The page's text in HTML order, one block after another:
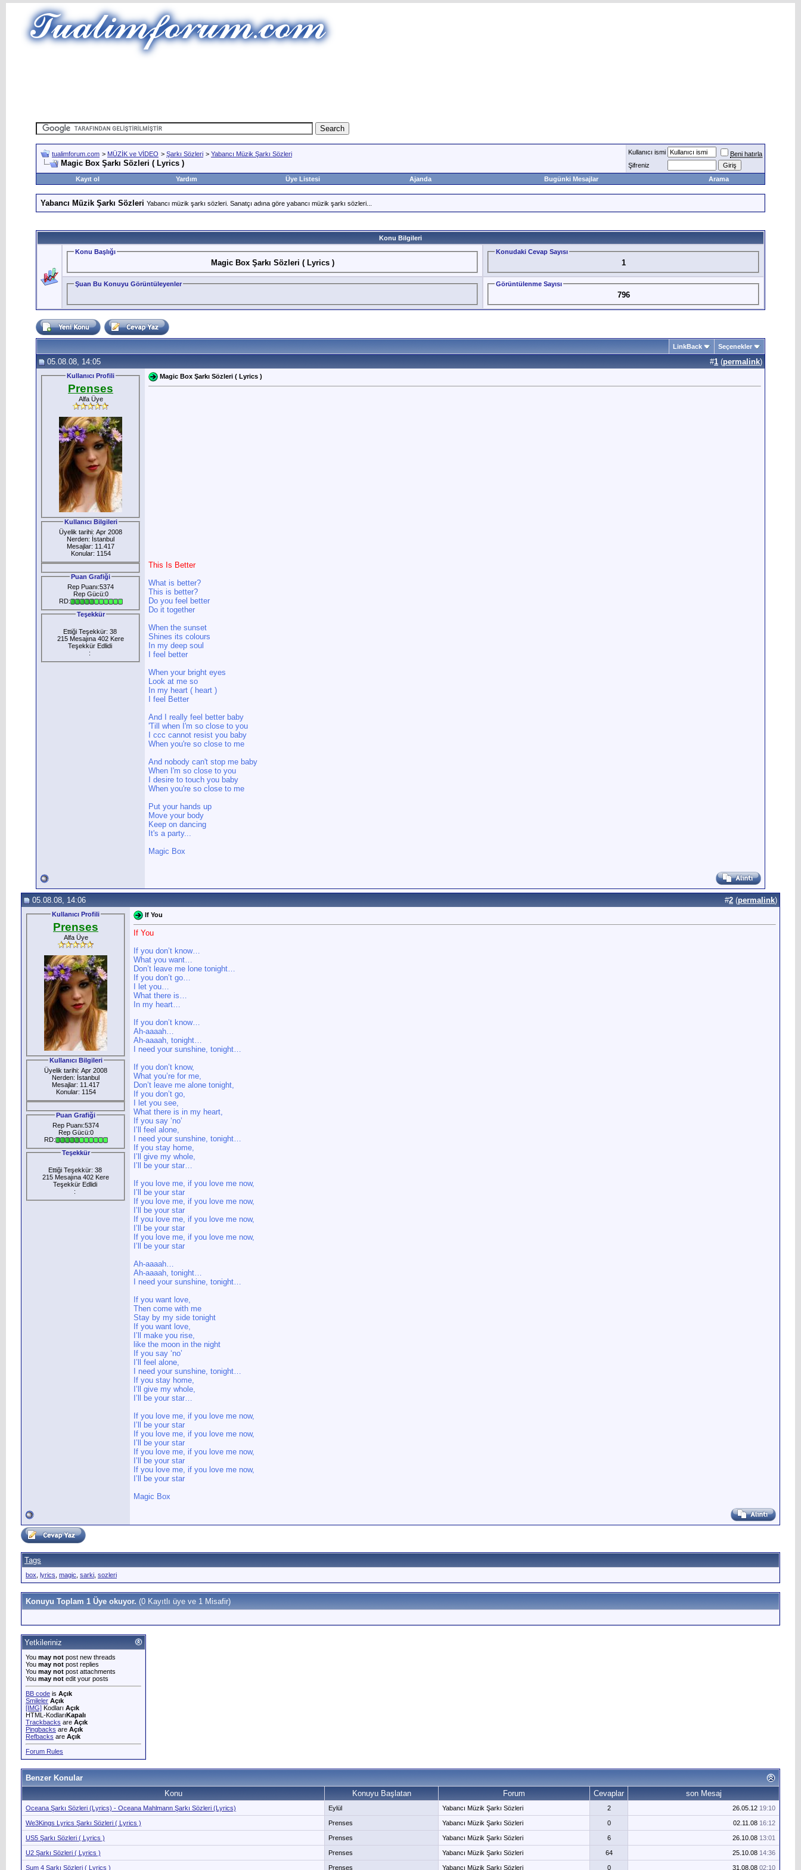
tualimforum.com > MÜZİK ve VİDEO > Şarkı Sözleri > Yabancı Müzik Şarkı Sözleri
Magic Box Şarkı Sözleri ( Lyrics )
Kullanıcı ismi
Beni hatırla
Şifreniz
Kayıt ol
Yardım Üye Listesi Ajanda Bugünki Mesajlar Arama
Yabancı Müzik Şarkı Sözleri Yabancı müzik şarkı sözleri. Sanatçı adına göre yabancı müzik şarkı sözleri...
Konu Bilgileri
Konu Başlığı
Magic Box Şarkı Sözleri ( Lyrics )
Konudaki Cevap Sayısı
1
Şuan Bu Konuyu Görüntüleyenler Görüntülenme Sayısı
796
LinkBack Seçenekler
05.08.08, 14:05 #1 (permalink)
Kullanıcı Profili
Prenses
Alfa Üye
Kullanıcı Bilgileri
Üyelik tarihi: Apr 2008
Nerden: İstanbul
Mesajlar: 11.417
Konular: 1154
Puan Grafiği
Rep Puanı:5374
Rep Gücü:0
RD:
Teşekkür
Ettiği Teşekkür: 38
215 Mesajına 402 Kere
Teşekkür Edlidi
:
Magic Box Şarkı Sözleri ( Lyrics )
This Is Better
What is better?
This is better?
Do you feel better
Do it together
When the sunset
Shines its colours
In my deep soul
I feel better
When your bright eyes
Look at me so
In my heart ( heart )
I feel Better
And I really feel better baby
'Till when I'm so close to you
I ccc cannot resist you baby
When you're so close to me
And nobody can't stop me baby
When I'm so close to you
I desire to touch you baby
When you're so close to me
Put your hands up
Move your body
Keep on dancing
It's a party...
Magic Box
05.08.08, 14:06 #2 (permalink)
Kullanıcı Profili
Prenses
Alfa Üye
Kullanıcı Bilgileri
Üyelik tarihi: Apr 2008
Nerden: İstanbul
Mesajlar: 11.417
Konular: 1154
Puan Grafiği
Rep Puanı:5374
Rep Gücü:0
RD:
Teşekkür
Ettiği Teşekkür: 38
215 Mesajına 402 Kere
Teşekkür Edlidi
:
If You
If You
If you don’t know…
What you want…
Don’t leave me lone tonight…
If you don’t go…
I let you…
What there is…
In my heart…
If you don’t know…
Ah-aaaah…
Ah-aaaah, tonight…
I need your sunshine, tonight…
If you don’t know,
What you’re for me,
Don’t leave me alone tonight,
If you don’t go,
I let you see,
What there is in my heart,
If you say ‘no’
I’ll feel alone,
I need your sunshine, tonight…
If you stay home,
I’ll give my whole,
I’ll be your star…
If you love me, if you love me now,
I’ll be your star
If you love me, if you love me now,
I’ll be your star
If you love me, if you love me now,
I’ll be your star
If you love me, if you love me now,
I’ll be your star
Ah-aaaah…
Ah-aaaah, tonight…
I need your sunshine, tonight…
If you want love,
Then come with me
Stay by my side tonight
If you want love,
I’ll make you rise,
like the moon in the night
If you say ‘no’
I’ll feel alone,
I need your sunshine, tonight…
If you stay home,
I’ll give my whole,
I’ll be your star…
If you love me, if you love me now,
I’ll be your star
If you love me, if you love me now,
I’ll be your star
If you love me, if you love me now,
I’ll be your star
If you love me, if you love me now,
I’ll be your star
Magic Box
Tags
box lyrics magic sarki sozleri
Konuyu Toplam 1 Üye okuyor. (0 Kayıtlı üye ve 1 Misafir)
Yetkileriniz
You may not post new threads
You may not post replies
You may not post attachments
You may not edit your posts
BB code is Açık
Smileler Açık
[IMG] Kodları Açık
HTML-KodlarıKapalı
Trackbacks are Açık
Pingbacks are Açık
Refbacks are Açık
Forum Rules
Benzer Konular
Konu
Konuyu Başlatan Forum Cevaplar son Mesaj
Oceana Şarkı Sözleri (Lyrics) - Oceana Mahlmann Şarkı Sözleri (Lyrics) Eylül Yabancı Müzik Şarkı Sözleri 2 26.05.12 19:10
We3Kings Lyrics Şarkı Sözleri ( Lyrics ) Prenses Yabancı Müzik Şarkı Sözleri 0 02.11.08 16:12
US5 Şarkı Sözleri ( Lyrics ) Prenses Yabancı Müzik Şarkı Sözleri 6 26.10.08 13:01
U2 Şarkı Sözleri ( Lyrics ) Prenses Yabancı Müzik Şarkı Sözleri 64 25.10.08 14:36
Sum 4 Şarkı Sözleri ( Lyrics ) Prenses Yabancı Müzik Şarkı Sözleri 0 31.08.08 02:10